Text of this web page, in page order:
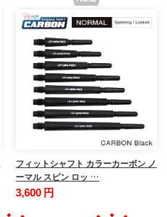
フィットシャフト カラーカーボン ノ
ーマル スピン ロッ …
3,600 円